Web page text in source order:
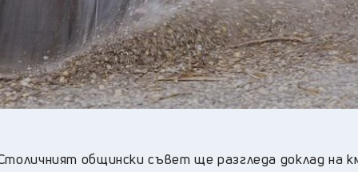
общински съвет ще разгледа доклад на